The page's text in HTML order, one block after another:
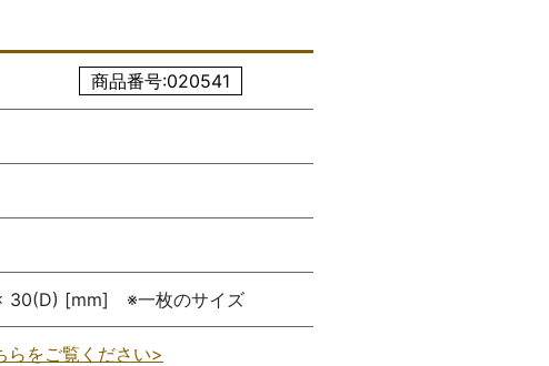
商品番号:020541
30(D) [mm] ※一枚のサイズ
らをご覧ください>